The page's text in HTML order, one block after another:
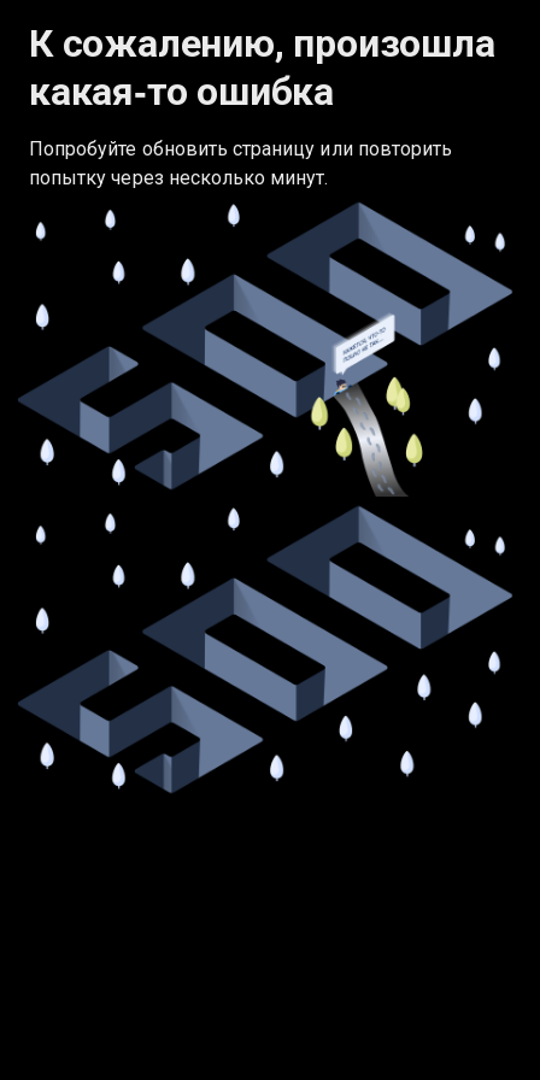
К сожалению, произошла
какая‑то ошибка
Попробуйте обновить страницу или повторить
попытку через несколько минут.